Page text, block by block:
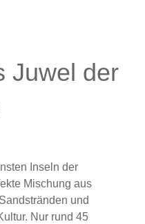
Juwel der
Inseln der
Mischung aus
und
Nur rund 45